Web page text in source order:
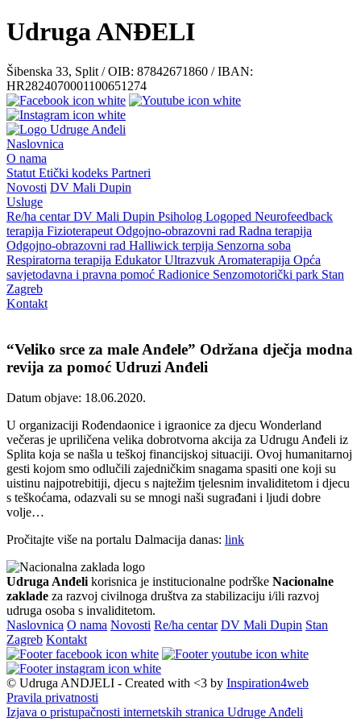
Udruga ANĐELI
Šibenska 33, Split / OIB: 87842671860 / IBAN:
HR2824070001100651274
Naslovnica
O nama
Statut Etički kodeks Partneri
Novosti DV Mali Dupin
Usluge
Re/ha centarDV Mali Dupin Psiholog Logoped Neurofeedback
terapija Fizioterapeut Odgojno-obrazovni rad Radna terapija
Odgojno-obrazovni rad Halliwick terpija Senzorna soba
Respiratorna terapija EdukatorUltrazvuk Aromaterapija Opća
savjetodavna i pravna pomoć Radionice Senzomotorički park Stan
Zagreb
Kontakt
“Veliko srce za male Anđele” Održana dječja modna
revija za pomoć Udruzi Anđeli
Datum objave: 18.06.2020.
U organizaciji Rođendaonice i igraonice za djecu Wonderland
večeras je upriličena velika dobrotvorna akcija za Udrugu Anđeli iz
Splita koja se našla u teškoj financijskoj situaciji. Ovoj humanitarnoj
gesti kojom smo odlučili zajedničkim snagama spasiti one koji su
uistinu najpotrebitiji, djecu s najtežim tjelesnim invaliditetom i djecu
s teškoćama, odazvali su se mnogi naši sugrađani i ljudi dobre
volje…
Pročitajte više na portalu Dalmacija danas: link
Udruga Anđeli korisnica je institucionalne podrške Nacionalne
zaklade za razvoj civilnoga društva za stabilizaciju i/ili razvoj
udruga osoba s invaliditetom.
Naslovnica O nama Novosti Re/ha centar DV Mali Dupin Stan
Zagreb Kontakt
© Udruga ANDJELI - Created with <3 by Inspiration4web
Pravila privatnosti
Izjava o pristupačnosti internetskih stranica Udruge Anđeli